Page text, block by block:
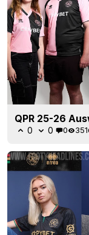
QPR 25-26
0 0 0 351